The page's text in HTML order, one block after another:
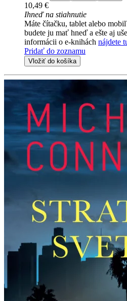
10,49 €
Ihneď na stiahnutie
Máte čítačku, tablet alebo
budete ju mať hneď a ešte aj
informácii o e-knihách nájdete
Pridať do zoznamu
Vložiť do košíka